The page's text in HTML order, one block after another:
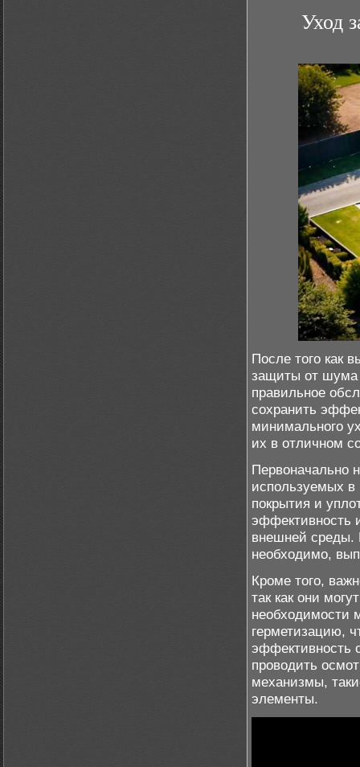
Уход
После того как
защиты от шума
правильное
сохранить
минимального
их в отличном
Первоначально
используемых
покрытия и
эффективность
внешней среды.
необходимо,
Кроме того,
так как они
необходимости
герметизацию,
эффективность
проводить
механизмы,
элементы.